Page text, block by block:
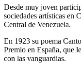
Desde muy joven
sociedades artísticas en
Central de Venezuela.
En 1923 su poema
Premio en España, que
con las vanguardias.